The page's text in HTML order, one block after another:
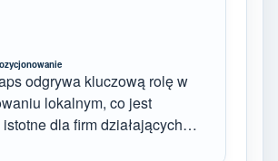
odgrywa kluczową rolę w
lokalnym, co jest
dla firm działających…